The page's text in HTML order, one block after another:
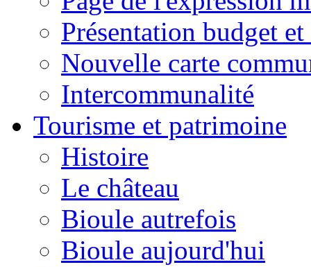
Présentation budget
Nouvelle carte
Intercommunalité
Tourisme et patrimoine
Histoire
Le château
Bioule autrefois
Bioule aujourd'hui